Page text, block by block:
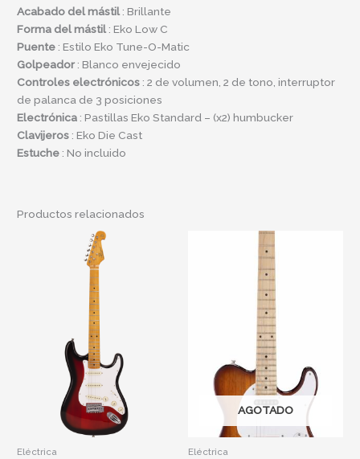
Acabado del mástil: Brillante
Forma del mástil: Eko Low C
Puente: Estilo Eko Tune-O-Matic
Golpeador: Blanco envejecido
Controles electrónicos: 2 de volumen, 2 de tono, interruptor
de palanca de 3 posiciones
Electrónica: Pastillas Eko Standard – (x2) humbucker
Clavijeros: Eko Die Cast
Estuche: No incluido
Productos relacionados
Eléctrica
AGOTADO
Eléctrica